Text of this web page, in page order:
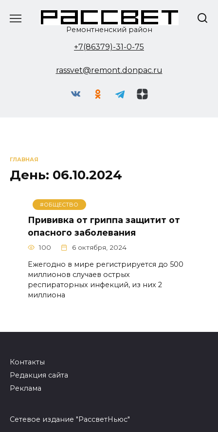
Ремонтненский район
+7(86379)-31-0-75
rassvet@remont.donpac.ru
ГЛАВНАЯ
День: 06.10.2024
#ОБЩЕСТВО
Прививка от гриппа защитит от
опасного заболевания
100 6 октября, 2024
Ежегодно в мире регистрируется до 500
миллионов случаев острых
респираторных инфекций, из них 2
миллиона
Контакты
Редакция сайта
Реклама
Сетевое издание "РассветНьюс"